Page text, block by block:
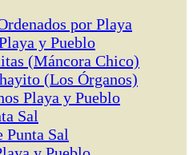
por Playa
y Pueblo
(Máncora Chico)
(Los Órganos)
Playa y Pueblo
Sal
Punta Sal